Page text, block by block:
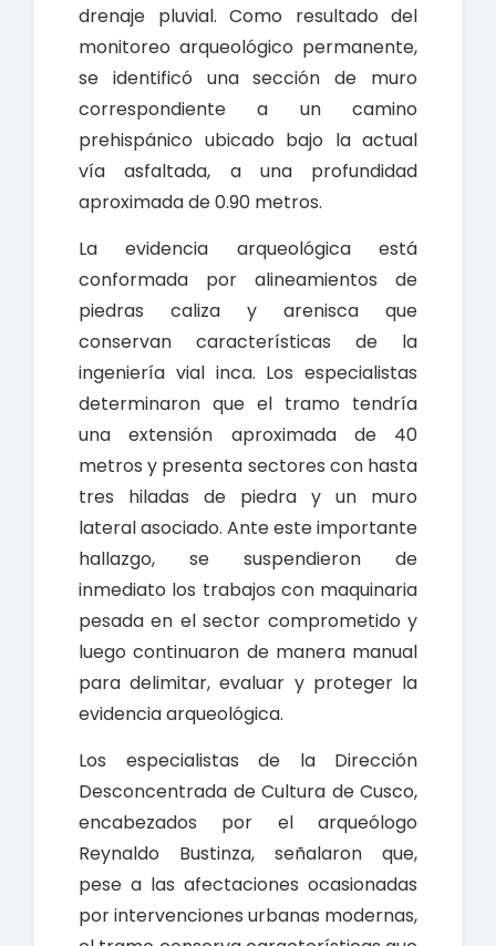
drenaje pluvial. Como resultado del
monitoreo arqueológico permanente,
se identificó una sección de muro
correspondiente a un camino
prehispánico ubicado bajo la actual
vía asfaltada, a una profundidad
aproximada de 0.90 metros.
La evidencia arqueológica está
conformada por alineamientos de
piedras caliza y arenisca que
conservan características de la
ingeniería vial inca. Los especialistas
determinaron que el tramo tendría
una extensión aproximada de 40
metros y presenta sectores con hasta
tres hiladas de piedra y un muro
lateral asociado. Ante este importante
hallazgo, se suspendieron de
inmediato los trabajos con maquinaria
pesada en el sector comprometido y
luego continuaron de manera manual
para delimitar, evaluar y proteger la
evidencia arqueológica.
Los especialistas de la Dirección
Desconcentrada de Cultura de Cusco,
encabezados por el arqueólogo
Reynaldo Bustinza, señalaron que,
pese a las afectaciones ocasionadas
por intervenciones urbanas modernas,